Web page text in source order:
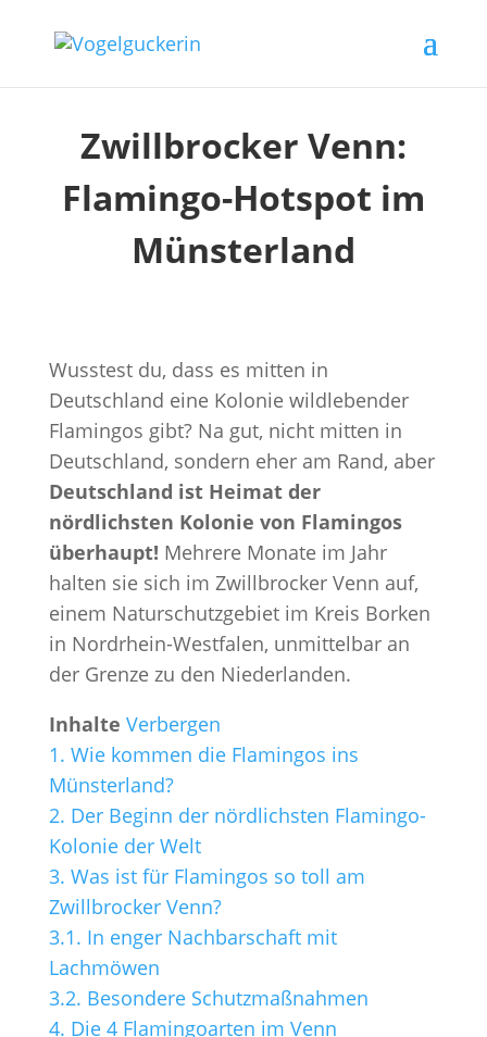
Zwillbrocker Venn:
Flamingo-Hotspot im
Münsterland
Wusstest du, dass es mitten in
Deutschland eine Kolonie wildlebender
Flamingos gibt? Na gut, nicht mitten in
Deutschland, sondern eher am Rand, aber
Deutschland ist Heimat der
nördlichsten Kolonie von Flamingos
überhaupt! Mehrere Monate im Jahr
halten sie sich im Zwillbrocker Venn auf,
einem Naturschutzgebiet im Kreis Borken
in Nordrhein-Westfalen, unmittelbar an
der Grenze zu den Niederlanden.
Inhalte Verbergen
1. Wie kommen die Flamingos ins
Münsterland?
2. Der Beginn der nördlichsten Flamingo-
Kolonie der Welt
3. Was ist für Flamingos so toll am
Zwillbrocker Venn?
3.1. In enger Nachbarschaft mit
Lachmöwen
3.2. Besondere Schutzmaßnahmen
4. Die 4 Flamingoarten im Venn